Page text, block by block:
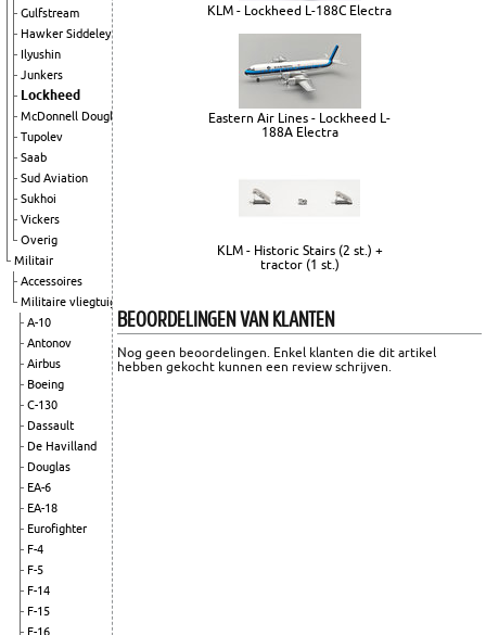
Gulfstream
Hawker Siddeley
Ilyushin
Junkers
Lockheed
McDonnell Douglas
Tupolev
Saab
Sud Aviation
Sukhoi
Vickers
Overig
Militair
Accessoires
Militaire vliegtuigen
A-10
Antonov
Airbus
Boeing
C-130
Dassault
De Havilland
Douglas
EA-6
EA-18
Eurofighter
F-4
F-5
F-14
F-15
F-16
KLM - Lockheed L-188C Electra
Eastern Air Lines - Lockheed L-
188A Electra
KLM - Historic Stairs (2 st.) +
tractor (1 st.)
BEOORDELINGEN VAN KLANTEN
Nog geen beoordelingen. Enkel klanten die dit artikel
hebben gekocht kunnen een review schrijven.